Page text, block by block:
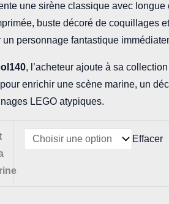
une sirène classique avec
buste décoré de coquillages
un personnage fantastique
, l’acheteur ajoute à sa
enrichir une scène marine, un
LEGO atypiques.
Effacer